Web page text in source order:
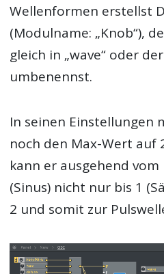
Wellenformen erstellst
(Modulname: „Knob“),
gleich in „wave“ oder
umbenennst.
In seinen Einstellungen
noch den Max-Wert auf
kann er ausgehend
(Sinus) nicht nur bis 1
2 und somit zur